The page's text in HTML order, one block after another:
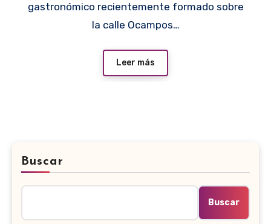
gastronómico recientemente formado sobre
la calle Ocampos…
Leer más
Buscar
Buscar